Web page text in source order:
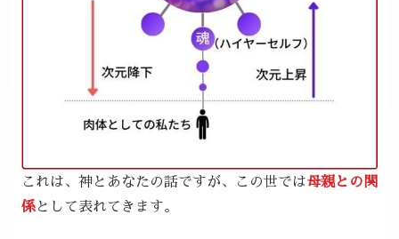
これは、神とあなたの話ですが、この世では母親との関
係として表れてきます。